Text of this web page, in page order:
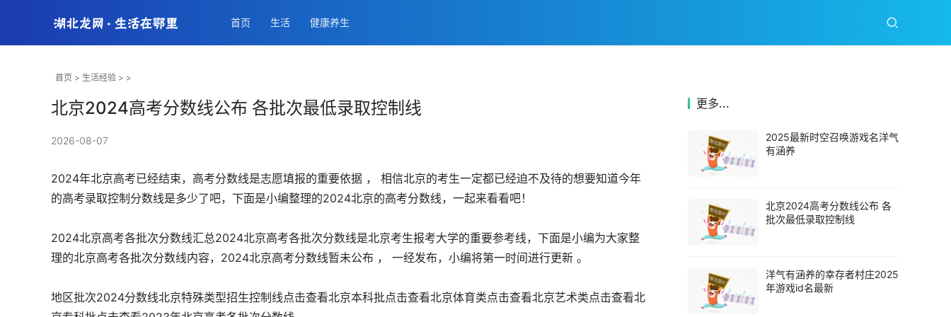
首页 生活 健康养生
首页 > 生活经验 > >
北京2024高考分数线公布 各批次最低录取控制线
2026-08-07
2024年北京高考已经结束，高考分数线是志愿填报的重要依据 ， 相信北京的考生一定都已经迫不及待的想要知道今年
的高考录取控制分数线是多少了吧，下面是小编整理的2024北京的高考分数线，一起来看看吧！
2024北京高考各批次分数线汇总2024北京高考各批次分数线是北京考生报考大学的重要参考线，下面是小编为大家整
理的北京高考各批次分数线内容，2024北京高考分数线暂未公布 ， 一经发布，小编将第一时间进行更新 。
地区批次2024分数线北京特殊类型招生控制线点击查看北京本科批点击查看北京体育类点击查看北京艺术类点击查看北
更多...
2025最新时空召唤游戏名洋气
有涵养
北京2024高考分数线公布 各
批次最低录取控制线
洋气有涵养的幸存者村庄2025
年游戏id名最新